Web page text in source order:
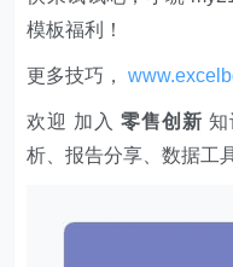
模板福利​​​​！
更多技巧，
欢迎 加入 零售创新 知
析、报告分享、数据工